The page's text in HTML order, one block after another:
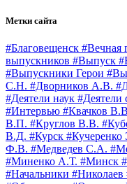
Метки сайта
#Благовещенск #Вечная
выпускников #Выпуск
#Выпускники Герои
С.Н. #Дворников А.В.
#Деятели наук #Деятели
#Интервью #Квачков
В.П. #Круглов В.В.
В.Д. #Курск
Ф.В. #Медведев С.А.
#Миненко А.Т. #Минск
#Начальники #Николаев